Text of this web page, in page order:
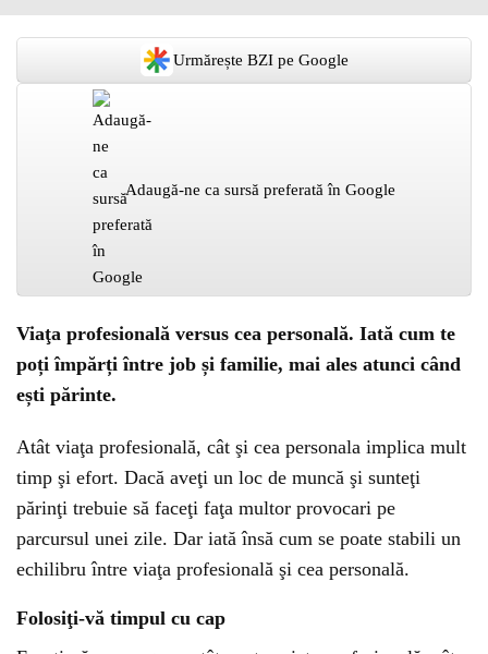
Urmărește BZI pe Google
Adaugă-ne ca sursă preferată în Google
Viaţa profesională versus cea personală. Iată cum te
poți împărți între job și familie, mai ales atunci când
ești părinte.
Atât viaţa profesională, cât şi cea personala implica mult
timp şi efort. Dacă aveţi un loc de muncă şi sunteţi
părinţi trebuie să faceţi faţa multor provocari pe
parcursul unei zile. Dar iată însă cum se poate stabili un
echilibru între viaţa profesională şi cea personală.
Folosiţi-vă timpul cu cap